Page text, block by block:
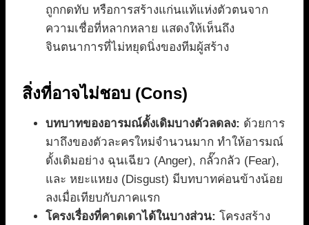
ถูกกดทับ หรือการสร้างแก่นแท้แห่งตัวตนจาก
ความเชื่อที่หลากหลาย แสดงให้เห็นถึง
จินตนาการที่ไม่หยุดนิ่งของทีมผู้สร้าง
สิ่งที่อาจไม่ชอบ (Cons)
บทบาทของอารมณ์ดั้งเดิมบางตัวลดลง: ด้วยการ
มาถึงของตัวละครใหม่จำนวนมาก ทำให้อารมณ์
ดั้งเดิมอย่าง ฉุนเฉียว (Anger), กลั๊วกลัว (Fear),
และ หยะแหยง (Disgust) มีบทบาทค่อนข้างน้อย
ลงเมื่อเทียบกับภาคแรก
โครงเรื่องที่คาดเดาได้ในบางส่วน: โครงสร้าง